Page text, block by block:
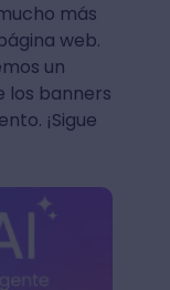
más
web.
un
los banners
¡Sigue